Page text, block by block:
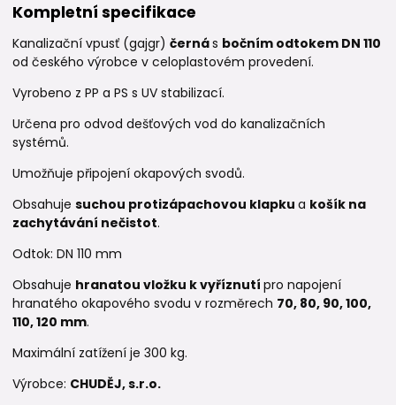
Kompletní specifikace
Kanalizační vpusť (gajgr) černás bočním odtokem DN 110
od českého výrobce v celoplastovém provedení.
Vyrobeno z PP a PS s UV stabilizací.
Určena pro odvod dešťových vod do kanalizačních
systémů.
Umožňuje připojení okapových svodů.
Obsahuje suchou protizápachovou klapku a košík na
zachytávání nečistot.
Odtok: DN 110 mm
Obsahuje hranatou vložku k vyříznutí pro napojení
hranatého okapového svodu v rozměrech 70, 80, 90, 100,
110, 120 mm.
Maximální zatížení je 300 kg.
Výrobce: CHUDĚJ, s.r.o.